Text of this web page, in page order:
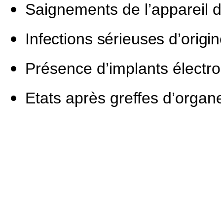
Saignements de l’appareil
Infections sérieuses
Présence d’implants
Etats après greffes